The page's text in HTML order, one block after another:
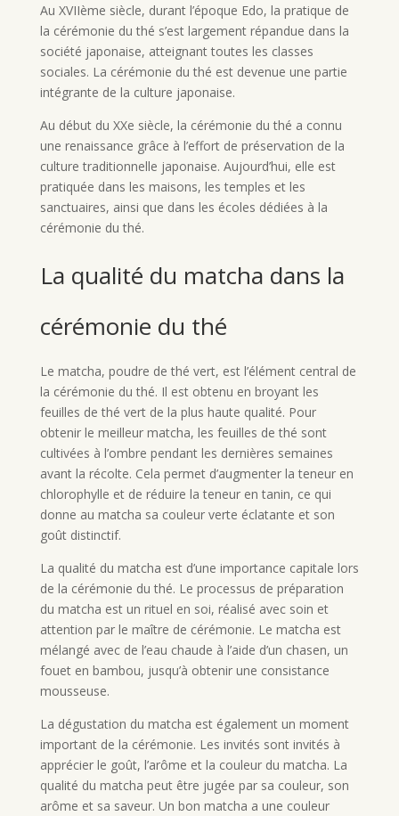
Au XVIIème siècle, durant l’époque Edo, la pratique de
la cérémonie du thé s’est largement répandue dans la
société japonaise, atteignant toutes les classes
sociales. La cérémonie du thé est devenue une partie
intégrante de la culture japonaise.
Au début du XXe siècle, la cérémonie du thé a connu
une renaissance grâce à l’effort de préservation de la
culture traditionnelle japonaise. Aujourd’hui, elle est
pratiquée dans les maisons, les temples et les
sanctuaires, ainsi que dans les écoles dédiées à la
cérémonie du thé.
La qualité du matcha dans la
cérémonie du thé
Le matcha, poudre de thé vert, est l’élément central de
la cérémonie du thé. Il est obtenu en broyant les
feuilles de thé vert de la plus haute qualité. Pour
obtenir le meilleur matcha, les feuilles de thé sont
cultivées à l’ombre pendant les dernières semaines
avant la récolte. Cela permet d’augmenter la teneur en
chlorophylle et de réduire la teneur en tanin, ce qui
donne au matcha sa couleur verte éclatante et son
goût distinctif.
La qualité du matcha est d’une importance capitale lors
de la cérémonie du thé. Le processus de préparation
du matcha est un rituel en soi, réalisé avec soin et
attention par le maître de cérémonie. Le matcha est
mélangé avec de l’eau chaude à l’aide d’un chasen, un
fouet en bambou, jusqu’à obtenir une consistance
mousseuse.
La dégustation du matcha est également un moment
important de la cérémonie. Les invités sont invités à
apprécier le goût, l’arôme et la couleur du matcha. La
qualité du matcha peut être jugée par sa couleur, son
arôme et sa saveur. Un bon matcha a une couleur